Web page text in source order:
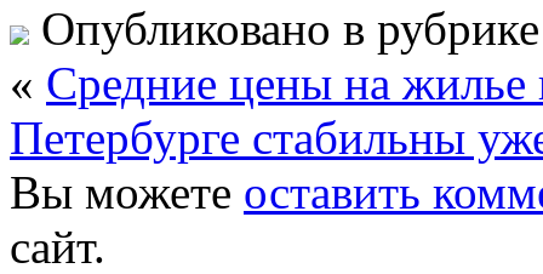
Опубликовано в
« Средние цены на жилье
Петербурге стабильны
Вы можете оставить
сайт.